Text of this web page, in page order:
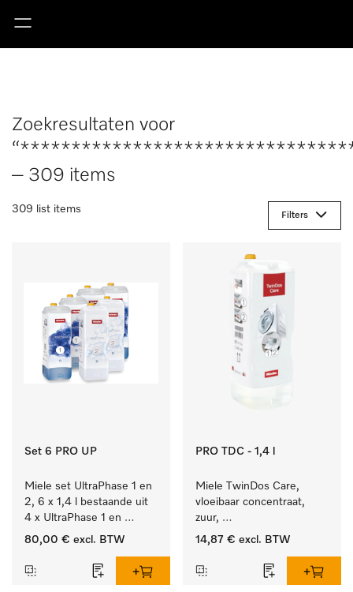
Zoekresultaten voor
– 309 items
309 list items
Filters
Set 6 PRO UP
Miele set UltraPhase 1 en
2, 6 x 1,4 l bestaande uit
4 x UltraPhase 1 en
2 x UltraPhase 2.
80,00 € excl. BTW
PRO TDC - 1,4 l
Miele TwinDos Care,
vloeibaar concentraat,
zuur,
1,4 l Reinigingsmiddel
doseersysteem.
14,87 € excl. BTW